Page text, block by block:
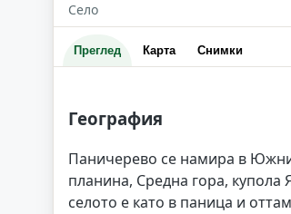
Село
Преглед Карта Снимки
География
Паничерево се намира в
планина, Средна гора,
селото е като в паница и